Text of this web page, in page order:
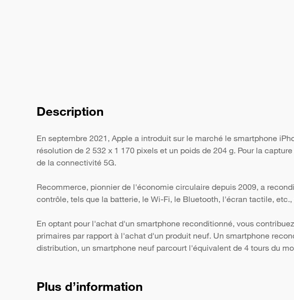
Description
En septembre 2021, Apple a introduit sur le marché le smartphone
résolution de 2 532 x 1 170 pixels et un poids de 204 g. Pour la
de la connectivité 5G.
Recommerce, pionnier de l'économie circulaire depuis 2009, a
contrôle, tels que la batterie, le Wi-Fi, le Bluetooth, l'écran tactile,
En optant pour l'achat d'un smartphone reconditionné, vous
primaires par rapport à l'achat d'un produit neuf. Un smartphone
distribution, un smartphone neuf parcourt l'équivalent de 4 tours du
Plus d’information